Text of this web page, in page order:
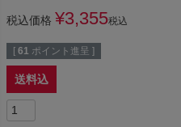
税込価格 ¥3,355税込
[ 61 ポイント進呈 ]
送料込